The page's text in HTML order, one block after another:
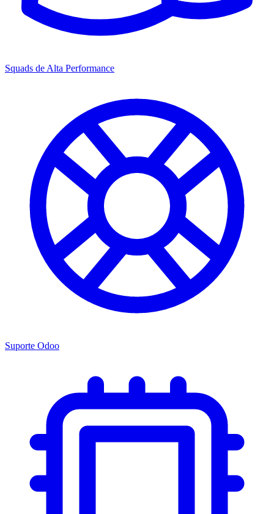
Squads de Alta Performance
Suporte Odoo